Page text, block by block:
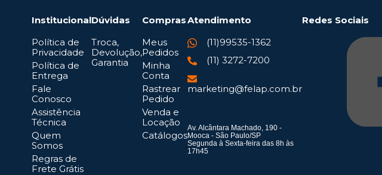
Institucional
Política de
Privacidade
Política de
Entrega
Fale
Conosco
Assistência
Técnica
Quem
Somos
Regras de
Frete Grátis
Dúvidas
Troca,
Devolução,
Garantia
Compras
Meus
Pedidos
Minha
Conta
Rastrear
Pedido
Venda e
Locação
Catálogos
Atendimento
(11)99535-1362
(11) 3272-7200
marketing@felap.com.br
Av. Alcântara Machado, 190 -
Mooca - São Paulo/SP
Segunda à Sexta-feira das 8h às
17h45
Redes Sociais